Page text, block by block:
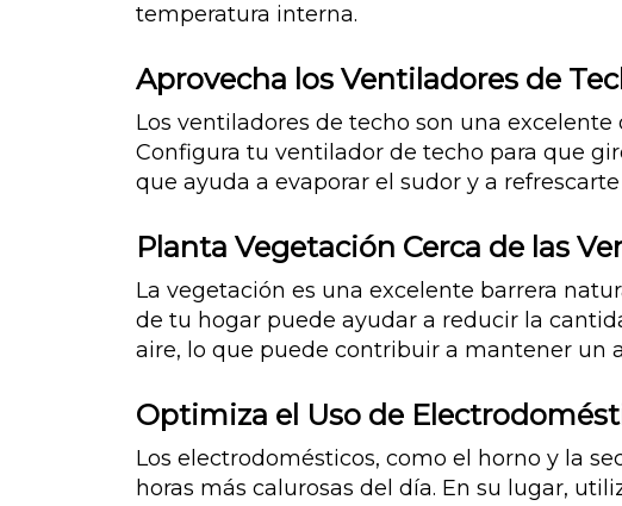
temperatura interna.
Aprovecha los Ventiladores de
Los ventiladores de techo son una
Configura tu ventilador de techo para que
que ayuda a evaporar el sudor y a
Planta Vegetación Cerca de las
La vegetación es una excelente barrera
de tu hogar puede ayudar a reducir la
aire, lo que puede contribuir a mantener un
Optimiza el Uso de
Los electrodomésticos, como el horno y la
horas más calurosas del día. En su lugar,